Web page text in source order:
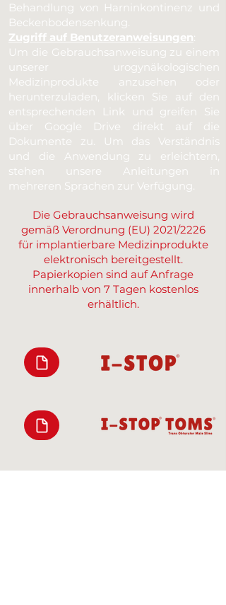
Behandlung von Harninkontinenz und
Beckenbodensenkung.
Zugriff auf Benutzeranweisungen:
Um die Gebrauchsanweisung zu einem
unserer urogynäkologischen
Medizinprodukte anzusehen oder
herunterzuladen, klicken Sie auf den
entsprechenden Link und greifen Sie
über Google Drive direkt auf die
Dokumente zu. Um das Verständnis
und die Anwendung zu erleichtern,
stehen unsere Anleitungen in
mehreren Sprachen zur Verfügung.
Die Gebrauchsanweisung wird
gemäß Verordnung (EU) 2021/2226
für implantierbare Medizinprodukte
elektronisch bereitgestellt.
Papierkopien sind auf Anfrage
innerhalb von 7 Tagen kostenlos
erhältlich.